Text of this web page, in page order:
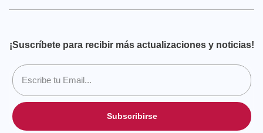
¡Suscríbete para recibir más actualizaciones y noticias!
Subscribirse